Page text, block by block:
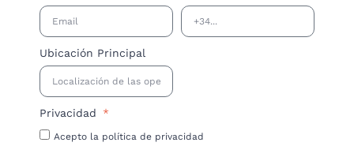
Ubicación Principal
Privacidad
Acepto la política de privacidad